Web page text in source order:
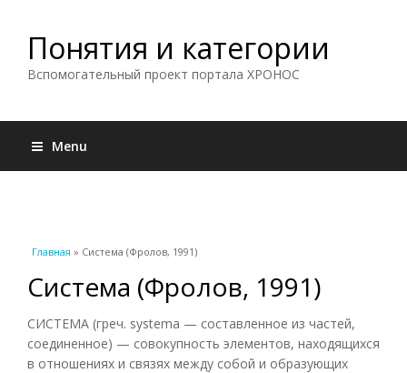
Понятия и категории
Вспомогательный проект портала ХРОНОС
Menu
Вы здесь
Главная » Система (Фролов, 1991)
Система (Фролов, 1991)
СИСТЕМА (греч. systema — составленное из частей,
соединенное) — совокупность элементов, находящихся
в отношениях и связях между собой и образующих